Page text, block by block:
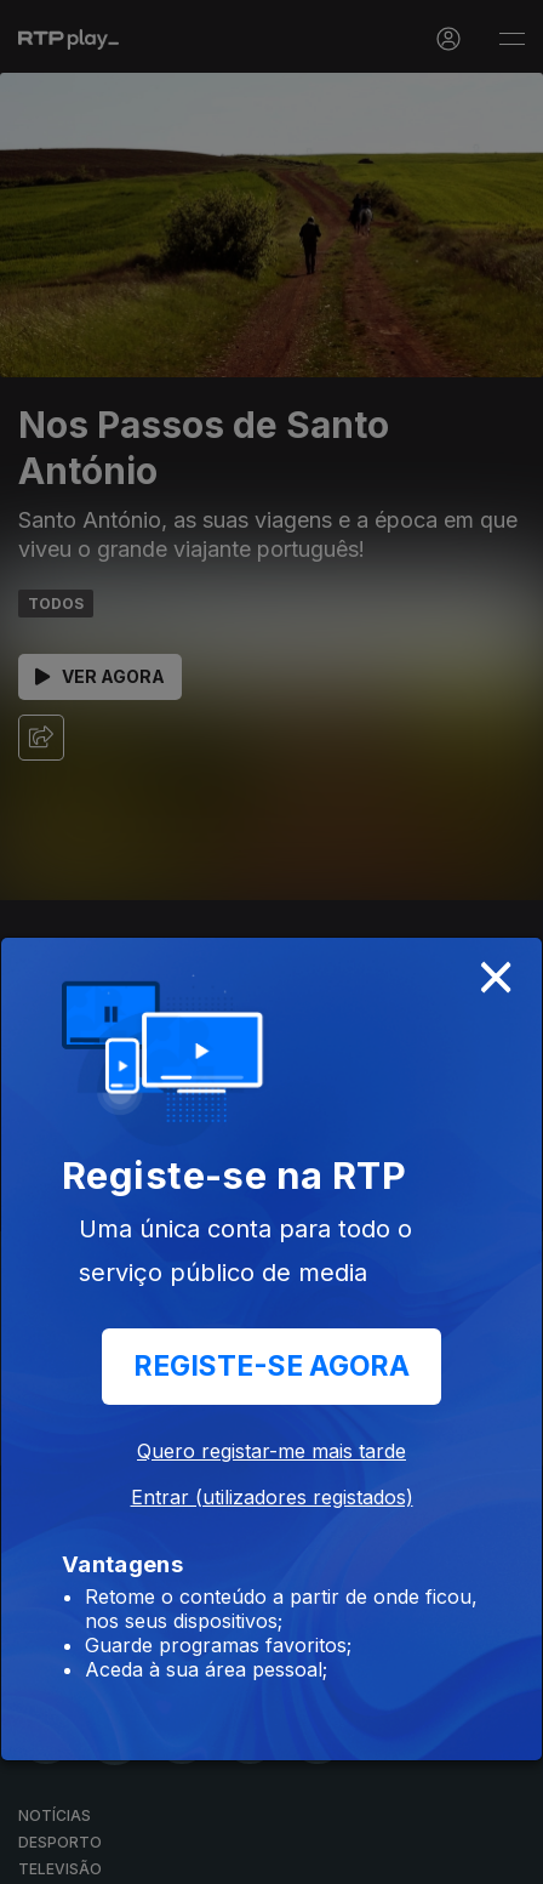
Nos Passos de Santo
António
Santo António, as suas viagens e a época em que
viveu o grande viajante português!
TODOS
VER AGORA
293435
Instale a aplicaçãoRTP Play
Disponível para iOS, Android, Apple TV, Android TV e
NOTÍCIAS
DESPORTO
TELEVISÃO
×
Registe-se na RTP
Uma única conta para todo o
serviço público de media
REGISTE-SE AGORA
Quero registar-me mais tarde
Entrar (utilizadores registados)
Vantagens
Retome o conteúdo a partir de onde ficou,
nos seus dispositivos;
Guarde programas favoritos;
Aceda à sua área pessoal;